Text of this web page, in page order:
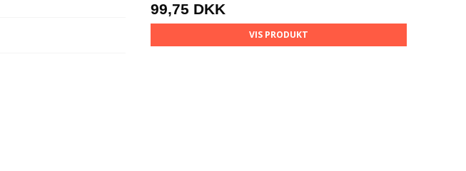
99,75 DKK
VIS PRODUKT